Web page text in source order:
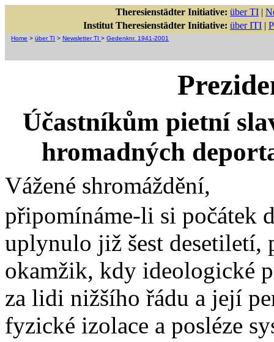
Theresienstädter Initiative: über TI |
Institut Theresienstädter Initiative: über ITI |
Home >über TI >Newsletter TI>Gedenknr. 1941-2001
Účastníkům pietní
hromadných
Vážené shromáždění,
připomínáme-li si počátek
uplynulo již šest
okamžik, kdy ideologické
za lidi nižšího řádu a její
fyzické izolace a posléze